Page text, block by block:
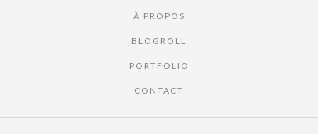
À PROPOS
BLOGROLL
PORTFOLIO
CONTACT